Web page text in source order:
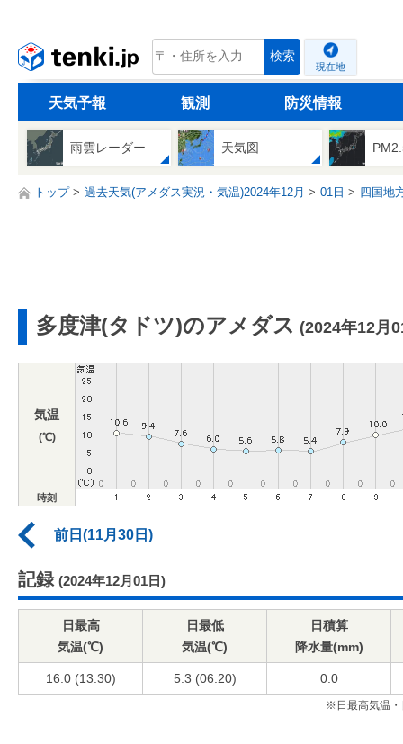
tenki.jp 検索
現在地
天気予報 観測 防災情報
雨雲レーダー 天気図
トップ 過去天気(アメダス実況・気温)2024年12月 01日 四国地
多度津(タドツ)のアメダス (2024年12月
気温
(℃)
時刻
前日(11月30日)
記録 (2024年12月01日)
日最高
気温(℃)
日最低
気温(℃)
日積算
降水量(mm)
16.0 (13:30) 5.3 (06:20) 0.0
※日最高気温・